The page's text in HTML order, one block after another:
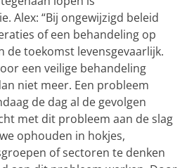
Alex: “Bij ongewijzigd beleid
of een behandeling op
de toekomst levensgevaarlijk.
een veilige behandeling
niet meer. Een probleem
de dag al de gevolgen
met dit probleem aan de slag
ophouden in hokjes,
of sectoren te denken